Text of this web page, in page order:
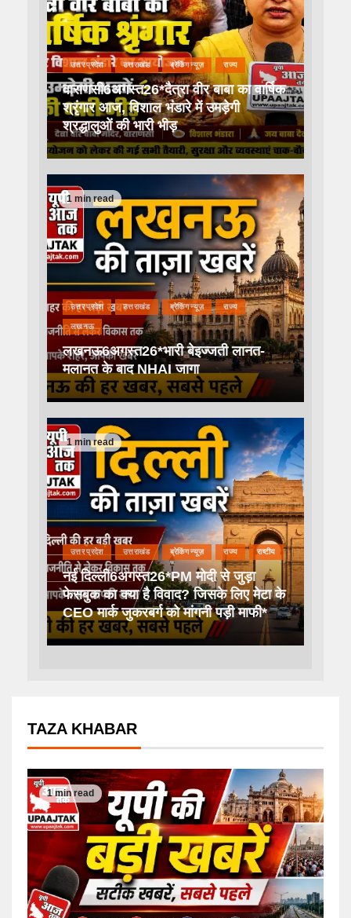
उत्तर प्रदेश उत्तराखंड ब्रेकिंग न्यूज़ राज्य
वाराणसी6अगस्त26*दैत्रा वीर बाबा का वार्षिक
श्रृंगार आज, विशाल भंडारे में उमड़ेगी
श्रद्धालुओं की भारी भीड़
1 min read
उत्तर प्रदेश उत्तराखंड ब्रेकिंग न्यूज़ राज्य
लखनऊ
लखनऊ6अगस्त26*भारी बेइज्जती लानत-
मलानत के बाद NHAI जागा
1 min read
उत्तर प्रदेश उत्तराखंड ब्रेकिंग न्यूज़ राज्य राष्टीय
नई दिल्ली6अगस्त26*PM मोदी से जुड़ा
फेसबुक का क्या है विवाद? जिसके लिए मेटा के
CEO मार्क जुकरबर्ग को मांगनी पड़ी माफी*
TAZA KHABAR
1 min read